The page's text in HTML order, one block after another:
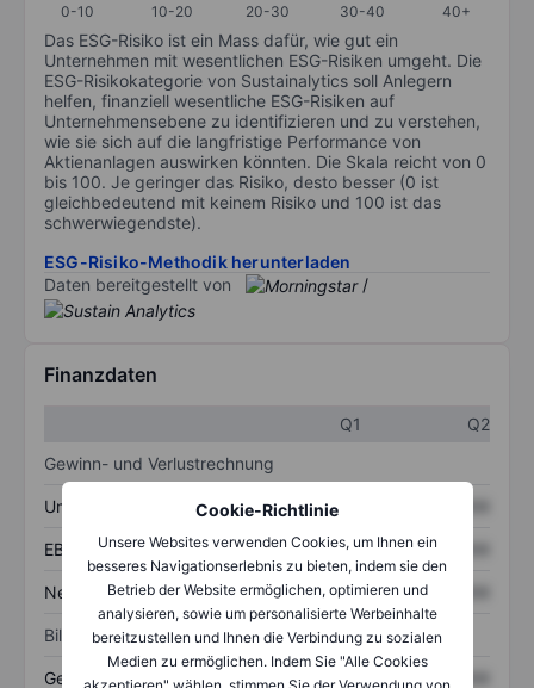
Cookie-Richtlinie
Unsere Websites verwenden Cookies, um Ihnen ein
besseres Navigationserlebnis zu bieten, indem sie den
Betrieb der Website ermöglichen, optimieren und
analysieren, sowie um personalisierte Werbeinhalte
bereitzustellen und Ihnen die Verbindung zu sozialen
Medien zu ermöglichen. Indem Sie "Alle Cookies
0-10
10-20 20-30 30-40 40+
Das ESG-Risiko ist ein Mass dafür, wie gut ein
Unternehmen mit wesentlichen ESG-Risiken umgeht. Die
ESG-Risikokategorie von Sustainalytics soll Anlegern
helfen, finanziell wesentliche ESG-Risiken auf
Unternehmensebene zu identifizieren und zu verstehen,
wie sie sich auf die langfristige Performance von
Aktienanlagen auswirken könnten. Die Skala reicht von 0
bis 100. Je geringer das Risiko, desto besser (0 ist
gleichbedeutend mit keinem Risiko und 100 ist das
schwerwiegendste).
ESG-Risiko-Methodik herunterladen
Daten bereitgestellt von
/
Finanzdaten
Q1
Q2
Gewinn- und Verlustrechnung
Umsatz XXXXXXX
EBITDA XXXXXXX XXXXXXX
Nettoeinkommen XXXXXXX XXXXXXX
Bilanz
Gesamtvermögen XXXXXXX XXXXXXX